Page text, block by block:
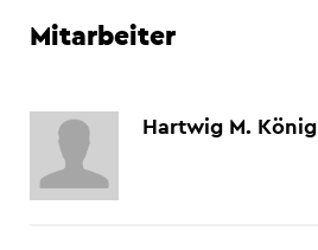
Mitarbeiter
Hartwig M. König